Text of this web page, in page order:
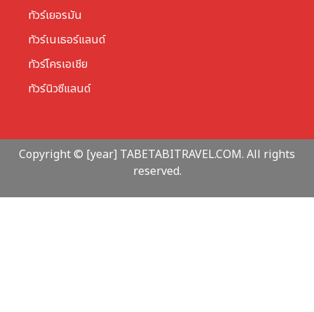
ทัวร์เยอรมัน
ทัวร์เนเธอร์แลนด์
ทัวร์โครเอเชีย
ทัวร์นิวซีแลนด์
Copyright © [year] TABETABITRAVEL.COM. All rights
reserved.